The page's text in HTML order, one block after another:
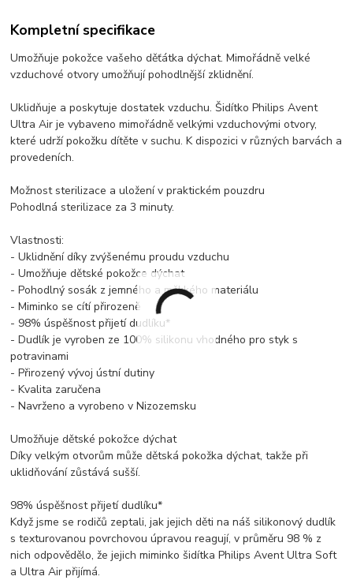
Kompletní specifikace
Umožňuje pokožce vašeho děťátka dýchat. Mimořádně velké
vzduchové otvory umožňují pohodlnější zklidnění.
Uklidňuje a poskytuje dostatek vzduchu. Šidítko Philips Avent
Ultra Air je vybaveno mimořádně velkými vzduchovými otvory,
které udrží pokožku dítěte v suchu. K dispozici v různých barvách a
provedeních.
Možnost sterilizace a uložení v praktickém pouzdru
Pohodlná sterilizace za 3 minuty.
Vlastnosti:
- Uklidnění díky zvýšenému proudu vzduchu
- Umožňuje dětské pokožce dýchat
- Pohodlný sosák z jemného a měkkého materiálu
- Miminko se cítí přirozeně
- 98% úspěšnost přijetí dudlíku*
- Dudlík je vyroben ze 100% silikonu vhodného pro styk s
potravinami
- Přirozený vývoj ústní dutiny
- Kvalita zaručena
- Navrženo a vyrobeno v Nizozemsku
Umožňuje dětské pokožce dýchat
Díky velkým otvorům může dětská pokožka dýchat, takže při
uklidňování zůstává sušší.
98% úspěšnost přijetí dudlíku*
Když jsme se rodičů zeptali, jak jejich děti na náš silikonový dudlík
s texturovanou povrchovou úpravou reagují, v průměru 98 % z
nich odpovědělo, že jejich miminko šidítka Philips Avent Ultra Soft
a Ultra Air přijímá.